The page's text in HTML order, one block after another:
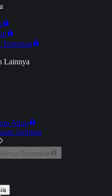
Lainnya
Akun
Jaringan
Perangkat